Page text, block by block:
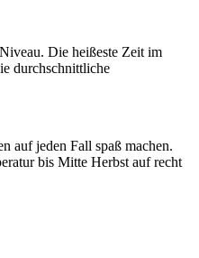
Die heißeste Zeit im
durchschnittliche
auf jeden Fall spaß machen.
bis Mitte Herbst auf recht